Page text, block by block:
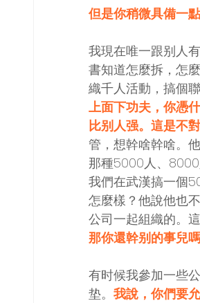
但是你稍微具備一
我現在唯一跟别人
書知道怎麼拆，怎
織千人活動，搞個
上面下功夫，你憑
比别人强。這是不對
管，想幹啥幹啥。
那種5000人、8000
我們在武漢搞一個
怎麼樣？他說他也
公司一起組織的。這
那你還幹别的事兒
有时候我參加一些
垫。 我說，你們要